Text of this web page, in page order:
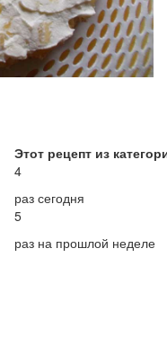
Этот рецепт из
4
раз сегодня
5
раз на прошлой неделе